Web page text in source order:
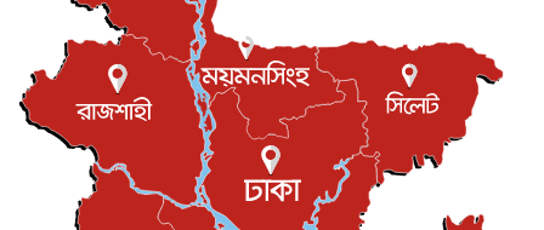
বস্তিতে কেটেছে শৈশব, আজ মুম্বাইয়ে দুই বাড়ির মালিক
বিনোদন ৬ আগস্ট, ২০২৬
যুক্তরাজ্যে বসবাসরত জাতীয়তাবাদী কুলাউড়াবাসীর মত বিনিময়
সভা...
ইউকে কমিউনিটি ৫ আগস্ট, ২০২৬
প্রধানমন্ত্রীকে সৌদি আরব সফরের আমন্ত্রণ
জাতীয় ৫ আগস্ট, ২০২৬